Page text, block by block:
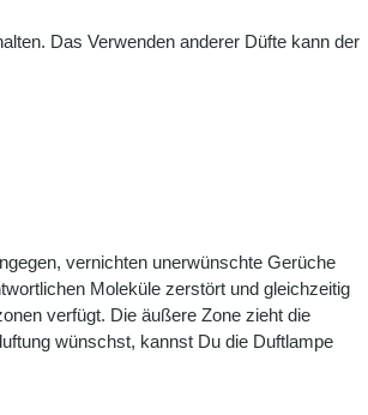
Das Verwenden anderer Düfte kann der
vernichten unerwünschte Gerüche
Moleküle zerstört und gleichzeitig
verfügt. Die äußere Zone zieht die
wünschst, kannst Du die Duftlampe